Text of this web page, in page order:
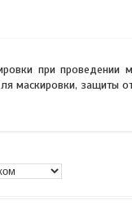
при проведении
маскировки, защиты